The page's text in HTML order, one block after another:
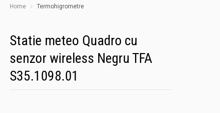
Home Termohigrometre
Statie meteo Quadro cu
senzor wireless Negru TFA
S35.1098.01